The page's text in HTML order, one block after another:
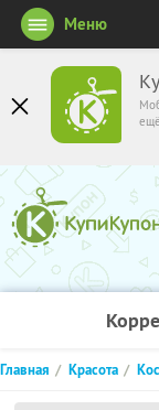
Меню
Главная Красота